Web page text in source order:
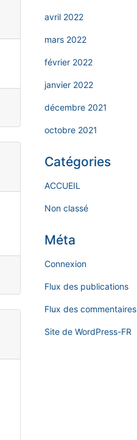
avril 2022
mars 2022
février 2022
janvier 2022
décembre 2021
octobre 2021
Catégories
ACCUEIL
Non classé
Méta
Connexion
Flux des publications
Flux des commentaires
Site de WordPress-FR